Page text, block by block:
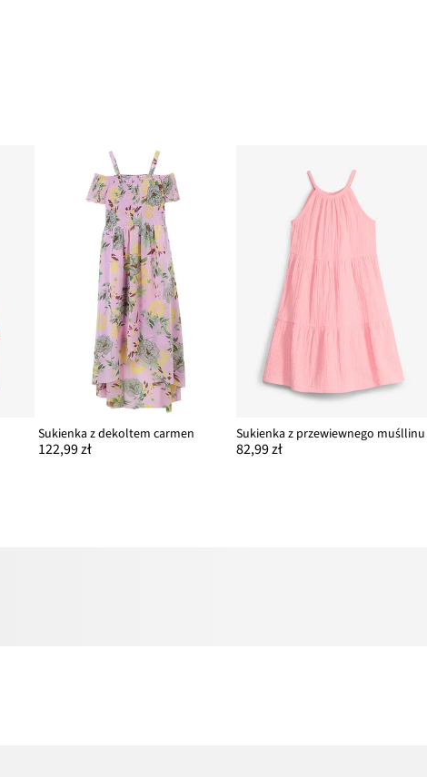
Sukienka z dekoltem carmen
122,99 zł
Sukienka z przewiewnego muśllinu
82,99 zł